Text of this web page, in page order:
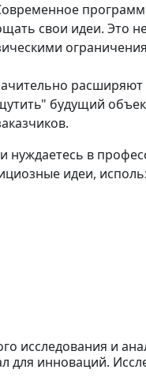
свои идеи. Это
будущий
в
идеи,
исследования и
для инноваций.